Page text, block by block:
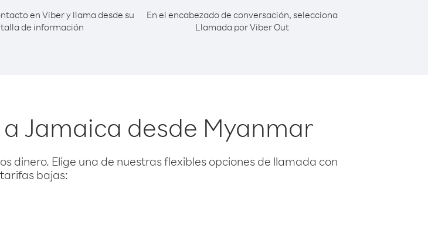
en Viber y llama desde su
de información
En el encabezado de conversación, selecciona
Llamada por Viber Out
Jamaica desde Myanmar
dinero. Elige una de nuestras flexibles opciones de llamada con
tarifas bajas: